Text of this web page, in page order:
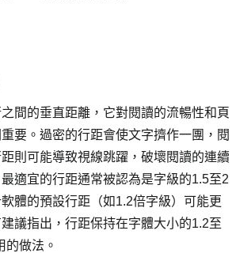
間的垂直距離，它對閱讀的流暢性和頁
要。過密的行距會使文字擠作一團，閱
則可能導致視線跳躍，破壞閱讀的連續
適宜的行距通常被認為是字級的1.5至2
體的預設行距（如1.2倍字級）可能更
議指出，行距保持在字體大小的1.2至
的做法。